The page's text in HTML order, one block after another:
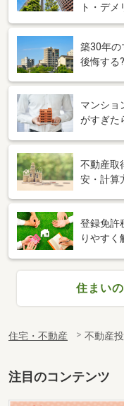
ト・デメ
築30年の
後悔する
マンショ
がすぎた
不動産取
安・計算
登録免許
りやすく
住まい
住宅・不動産 不動産
注目のコンテンツ